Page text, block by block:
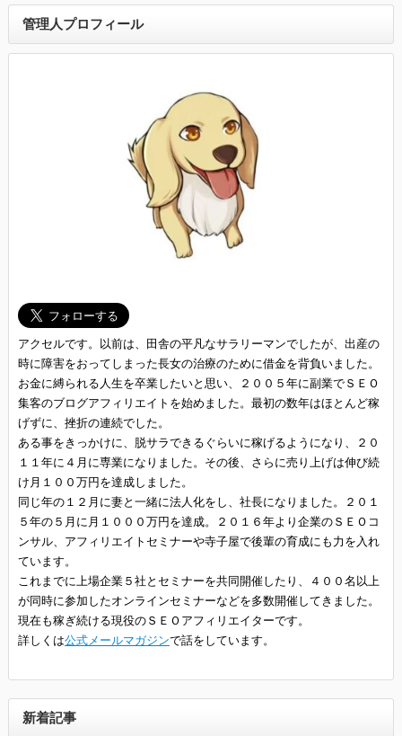
管理人プロフィール
アクセルです。以前は、田舎の平凡なサラリーマンでしたが、出産の
時に障害をおってしまった長女の治療のために借金を背負いました。
お金に縛られる人生を卒業したいと思い、２００５年に副業でＳＥＯ
集客のブログアフィリエイトを始めました。最初の数年はほとんど稼
げずに、挫折の連続でした。
ある事をきっかけに、脱サラできるぐらいに稼げるようになり、２０
１１年に４月に専業になりました。その後、さらに売り上げは伸び続
け月１００万円を達成しました。
同じ年の１２月に妻と一緒に法人化をし、社長になりました。２０１
５年の５月に月１０００万円を達成。２０１６年より企業のＳＥＯコ
ンサル、アフィリエイトセミナーや寺子屋で後輩の育成にも力を入れ
ています。
これまでに上場企業５社とセミナーを共同開催したり、４００名以上
が同時に参加したオンラインセミナーなどを多数開催してきました。
現在も稼ぎ続ける現役のＳＥＯアフィリエイターです。
詳しくは公式メールマガジンで話をしています。
新着記事